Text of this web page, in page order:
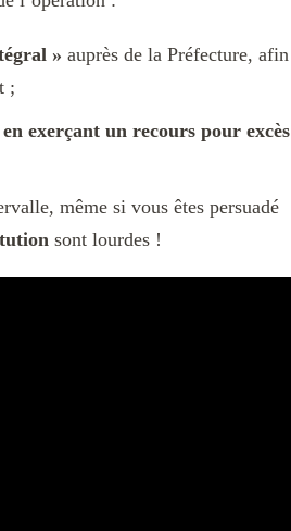
» auprès de la Préfecture, afin
;
en exerçant un recours pour excès
même si vous êtes persuadé
sont lourdes !